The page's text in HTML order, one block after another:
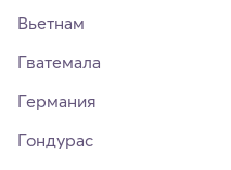
Вьетнам
Гватемала
Германия
Гондурас